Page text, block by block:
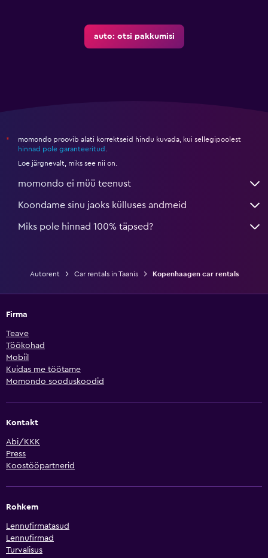
auto: otsi pakkumisi
*
momondo proovib alati korrektseid hindu kuvada, kui sellegipoolest
hinnad pole garanteeritud
Loe järgnevalt, miks see nii on.
momondo ei müü teenust
Koondame sinu jaoks külluses andmeid
Miks pole hinnad 100% täpsed?
Autorent Car rentals in Taanis Kopenhaagen car rentals
Firma
Teave
Töökohad
Mobiil
Kuidas me töötame
Momondo sooduskoodid
Kontakt
Abi/KKK
Press
Koostööpartnerid
Rohkem
Lennufirmatasud
Lennufirmad
Turvalisus